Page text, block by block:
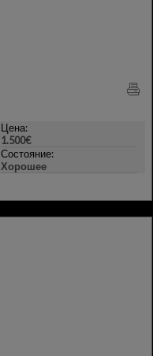
Цена:
1.500€
Состояние:
Хорошее